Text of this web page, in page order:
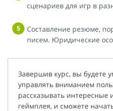
сценариев для игр в
Составление резюме,
писем. Юридические
Завершив курс, вы будете
управлять вниманием
рассказывать
геймплея, и сможете